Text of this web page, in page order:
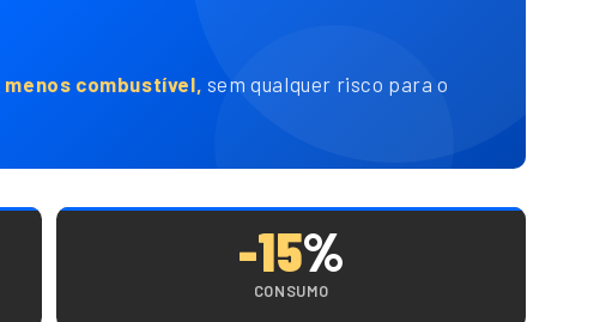
menos combustível, sem qualquer risco para o
-15%
CONSUMO